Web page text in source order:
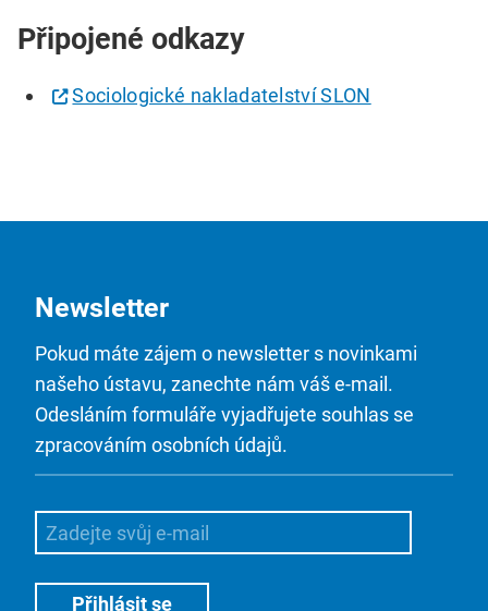
Připojené odkazy
Sociologické nakladatelství SLON
Newsletter
Pokud máte zájem o newsletter s novinkami
našeho ústavu, zanechte nám váš e-mail.
Odesláním formuláře vyjadřujete souhlas se
zpracováním osobních údajů.